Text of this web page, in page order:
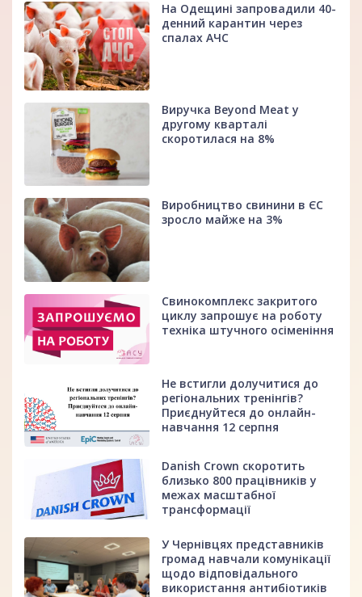
На Одещині запровадили 40-
денний карантин через
спалах АЧС
Виручка Beyond Meat у
другому кварталі
скоротилася на 8%
Виробництво свинини в ЄС
зросло майже на 3%
Свинокомплекс закритого
циклу запрошує на роботу
техніка штучного осіменіння
Не встигли долучитися до
регіональних тренінгів?
Приєднуйтеся до онлайн-
навчання 12 серпня
Danish Crown скоротить
близько 800 працівників у
межах масштабної
трансформації
У Чернівцях представників
громад навчали комунікації
щодо відповідального
використання антибіотиків